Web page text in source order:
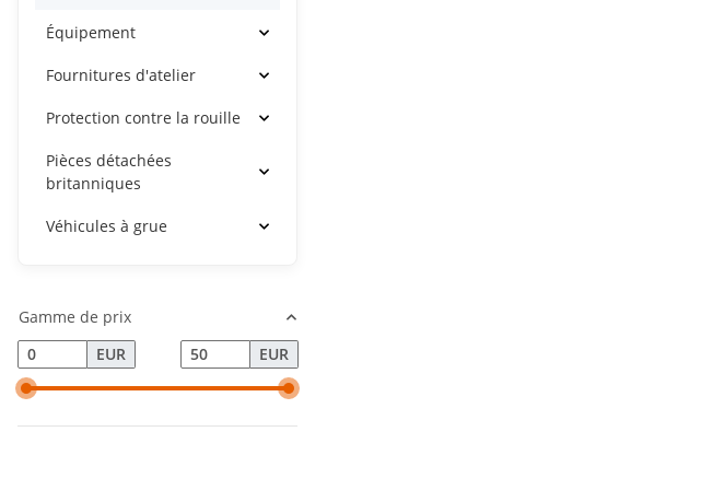
Équipement
Fournitures d'atelier
Protection contre la rouille
Pièces détachées
britanniques
Véhicules à grue
Gamme de prix
EUR
EUR